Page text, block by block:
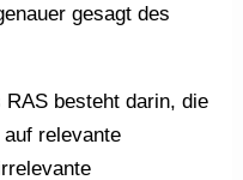
gesagt des
besteht darin, die
relevante